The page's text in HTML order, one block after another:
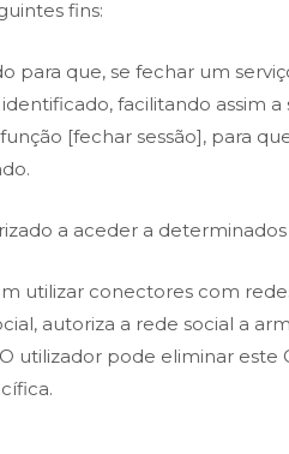
fins:
para que, se fechar um
facilitando assim
[fechar sessão], para
a aceder a
utilizar conectores com
autoriza a rede social a
utilizador pode eliminar